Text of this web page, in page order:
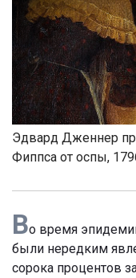
Эдвард Дженнер
Фиппса от оспы,
Во время
были нередким
сорока процентов